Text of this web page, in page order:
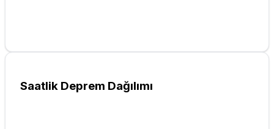
Saatlik Deprem Dağılımı